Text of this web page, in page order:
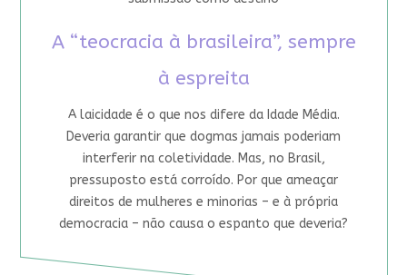
A “teocracia à brasileira”, sempre
à espreita
A laicidade é o que nos difere da Idade Média.
Deveria garantir que dogmas jamais poderiam
interferir na coletividade. Mas, no Brasil,
pressuposto está corroído. Por que ameaçar
direitos de mulheres e minorias – e à própria
democracia – não causa o espanto que deveria?